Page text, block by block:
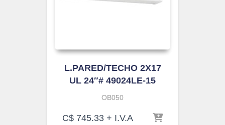
L.PARED/TECHO 2X17
UL 24″# 49024LE-15
OB050
C$ 745.33 + I.V.A